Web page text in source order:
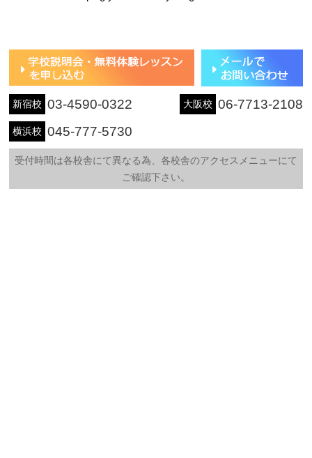
新宿校 03-4590-0322 大阪校 06-7713-2108
横浜校 045-777-5730
受付時間は各校舎にて異なる為、各校舎のアクセスメニューにて
ご確認下さい。